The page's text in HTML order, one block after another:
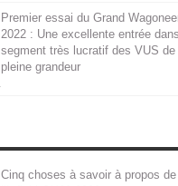
Premier essai du Grand
2022 : Une excellente entrée
segment très lucratif des VUS de
pleine grandeur
Cinq choses à savoir à propos de